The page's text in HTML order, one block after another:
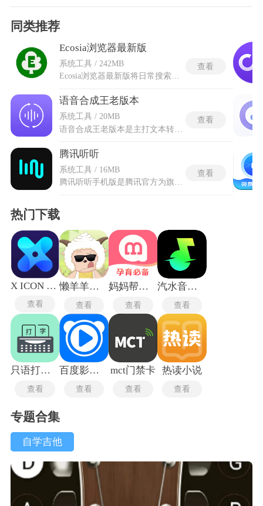
同类推荐
Ecosia浏览器最新版
系统工具 / 242MB
查看
语音合成王老版本
系统工具 / 20MB
查看
腾讯听听
系统工具 / 16MB
腾讯听听手机版是腾讯官方为旗下TS-T1智能音箱打造的专属控制手机软件，让手机与音箱联动更方便，实现设备管理与音频资源播放的一体化操作。深度整合QQ音乐、企鹅FM等多个平台的优质内容，汇聚千万首正版音乐、百万级有声读物等资源，覆盖全年龄段用户需求。腾讯听听手机版不仅能引导音箱完成联网配置，让音箱脱离手机独立运行，还有语音搜索等功能，同时提供家庭多设备绑定，打造全方位的智能音频生活体验，都是可以高效便捷完成设置使用的。
查看
热门下载
X ICON CHANGER
查看
懒羊羊软件库
查看
妈妈帮手机版
查看
汽水音乐app
查看
只语打字训练
查看
百度影音播放器旧版
查看
mct门禁卡
查看
热读小说
查看
专题合集
自学吉他